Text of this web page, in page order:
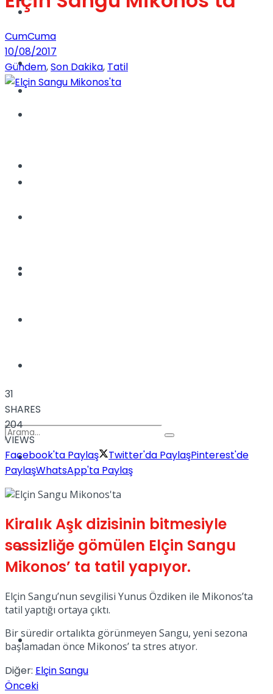
Kadınca
Sinema
Tatil
Spor
Dünya
Türkiye
View All Result
CumCuma
10/08/2017
Gündem,Son Dakika, Tatil
31
SHARES
204
VIEWS
Facebook'ta Paylaş
Twitter'da PaylaşPinterest'de
PaylaşWhatsApp'ta Paylaş
Kiralık Aşk dizisinin bitmesiyle
sessizliğe gömülen Elçin Sangu
Mikonos’ ta tatil yapıyor.
Elçin Sangu’nun sevgilisi Yunus Özdiken ile Mikonos’ta
tatil yaptığı ortaya çıktı.
Bir süredir ortalıkta görünmeyen Sangu, yeni sezona
başlamadan önce Mikonos’ ta stres atıyor.
Diğer: Elçin Sangu
Önceki